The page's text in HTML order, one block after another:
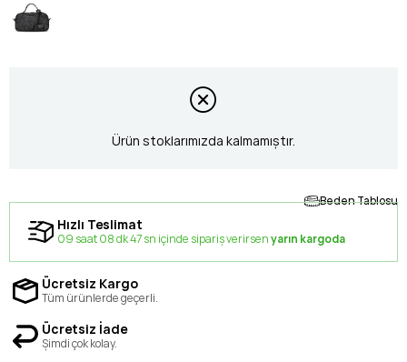
Ürün stoklarımızda kalmamıştır.
Beden Tablosu
Hızlı Teslimat
09 saat 08 dk 46 sn içinde sipariş verirsenyarın kargoda
Ücretsiz Kargo
Tüm ürünlerde geçerli.
Ücretsiz İade
Şimdi çok kolay.